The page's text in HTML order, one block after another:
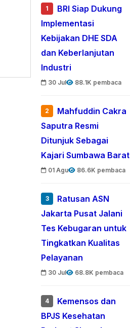
1
BRI Siap Dukung
Implementasi
Kebijakan DHE SDA
dan Keberlanjutan
Industri
30 Jul 88.1K pembaca
2
Mahfuddin Cakra
Saputra Resmi
Ditunjuk Sebagai
Kajari Sumbawa Barat
01 Agu 86.6K pembaca
3
Ratusan ASN
Jakarta Pusat Jalani
Tes Kebugaran untuk
Tingkatkan Kualitas
Pelayanan
30 Jul 68.8K pembaca
4
Kemensos dan
BPJS Kesehatan